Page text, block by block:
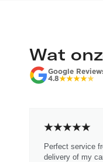
Wat
Google
4.8
Perfect service
delivery of my